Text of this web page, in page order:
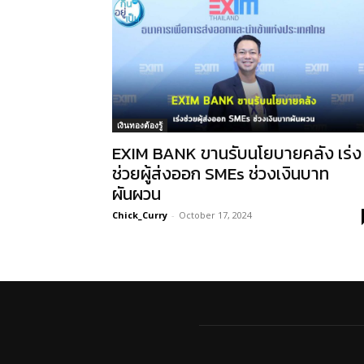
เงินทองต้องรู้
EXIM BANK ขานรับนโยบายคลัง เร่ง
ช่วยผู้ส่งออก SMEs ช่วงเงินบาท
ผันผวน
Chick_Curry - October 17, 2024